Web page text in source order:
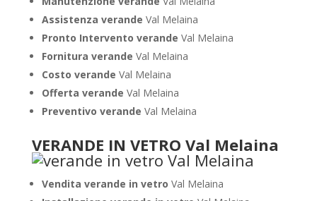
Assistenza verande Val Melaina
Pronto Intervento verande Val Melaina
Fornitura verande Val Melaina
Costo verande Val Melaina
Offerta verande Val Melaina
Preventivo verande Val Melaina
VERANDE IN VETRO Val Melaina
Vendita verande in vetro Val Melaina